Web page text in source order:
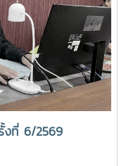
หัว เพื่อเฉลิมพระเกียรติ
อย่างยั่งยืน และทูล
ดุษฎีบัณฑิตกิตติมศักดิ์
ตรนานาชาติ) พร้อม
ระบรมราชินี เพื่อ
ใจให้เกิดการพัฒนา
อนอุตสาหกรรมท่อง
ระหม่อมถวาย
ภาพและพระวิสัยทัศน์
งที่ 6/2569